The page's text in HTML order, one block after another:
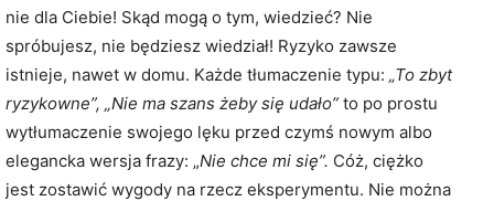
nie dla Ciebie! Skąd mogą o tym, wiedzieć? Nie
spróbujesz, nie będziesz wiedział! Ryzyko zawsze
istnieje, nawet w domu. Każde tłumaczenie typu: „To zbyt
ryzykowne”, „Nie ma szans żeby się udało” to po prostu
wytłumaczenie swojego lęku przed czymś nowym albo
elegancka wersja frazy: „Nie chce mi się”. Cóż, ciężko
jest zostawić wygody na rzecz eksperymentu. Nie można